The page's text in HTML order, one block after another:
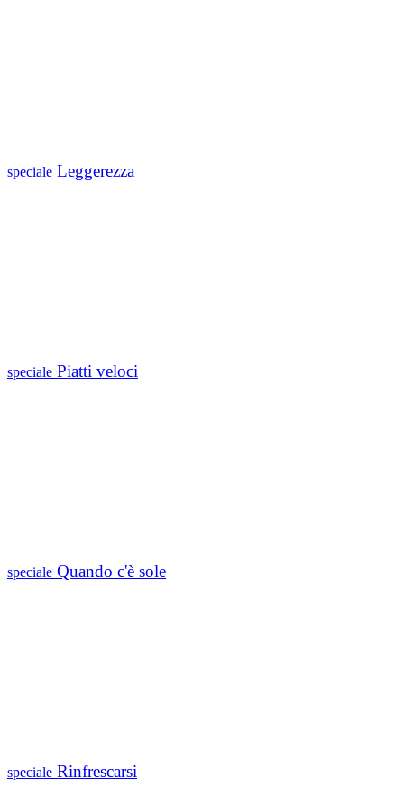
speciale Leggerezza
speciale Piatti veloci
speciale Quando c'è sole
speciale Rinfrescarsi